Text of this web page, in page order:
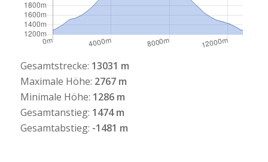
Gesamtstrecke: 13031 m
Maximale Höhe: 2767 m
Minimale Höhe: 1286 m
Gesamtanstieg: 1474 m
Gesamtabstieg: -1481 m